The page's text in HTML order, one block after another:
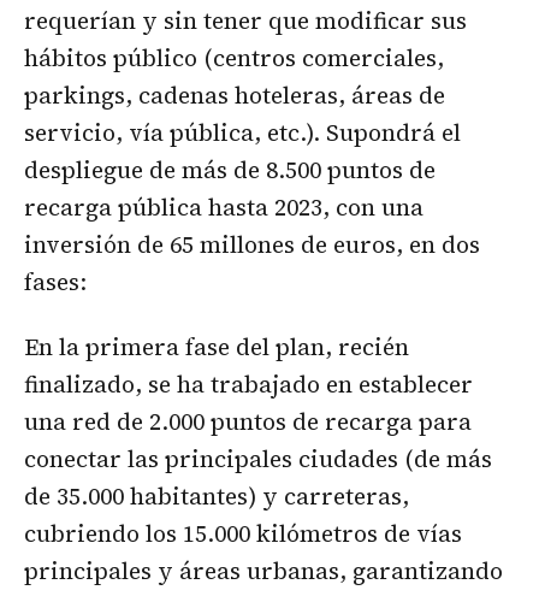
requerían y sin tener que modificar sus
hábitos público (centros comerciales,
parkings, cadenas hoteleras, áreas de
servicio, vía pública, etc.). Supondrá el
despliegue de más de 8.500 puntos de
recarga pública hasta 2023, con una
inversión de 65 millones de euros, en dos
fases:
En la primera fase del plan, recién
finalizado, se ha trabajado en establecer
una red de 2.000 puntos de recarga para
conectar las principales ciudades (de más
de 35.000 habitantes) y carreteras,
cubriendo los 15.000 kilómetros de vías
principales y áreas urbanas, garantizando